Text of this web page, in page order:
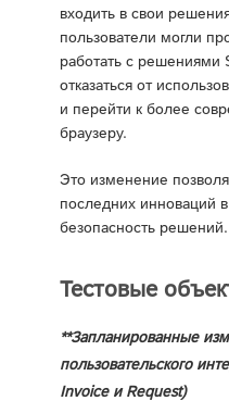
входить в свои
пользователи могли
работать с решениями
отказаться от
и перейти к более
браузеру.
Это изменение
последних инноваций
безопасность решений.
Тестовые
**Запланированные
пользовательского
Invoice и Request)